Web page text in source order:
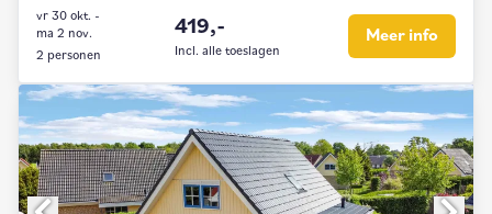
419,-
Incl. alle toeslagen
vr 30 okt. -
ma 2 nov.
2 personen
Meer info